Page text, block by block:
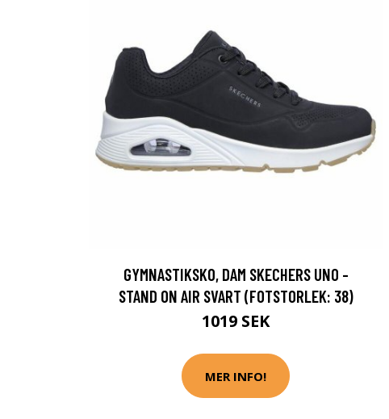
GYMNASTIKSKO, DAM SKECHERS UNO -
STAND ON AIR SVART (FOTSTORLEK: 38)
1019 SEK
MER INFO!